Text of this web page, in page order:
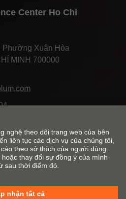
Center Ho Chi
Phường Xuân Hòa
MINH 700000
trường và ngôn ngữ